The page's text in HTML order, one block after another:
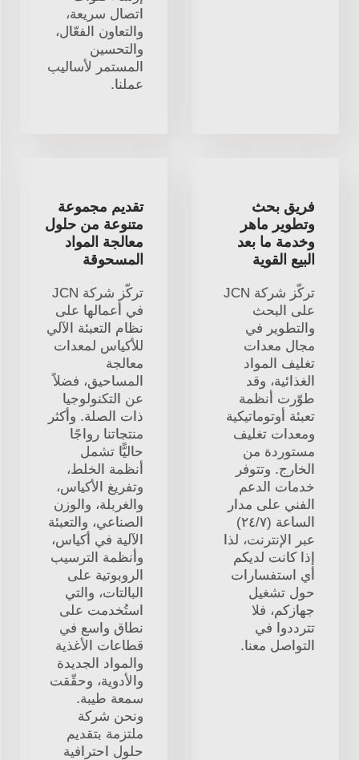
اتصال سريعة،
والتعاون الفعّال،
والتحسين
المستمر لأساليب
عملنا.
فريق بحث
وتطوير ماهر
وخدمة ما بعد
البيع القوية
تركّز شركة JCN
على البحث
والتطوير في
مجال معدات
تغليف المواد
الغذائية، وقد
طوّرت أنظمة
تعبئة أوتوماتيكية
ومعدات تغليف
مستوردة من
الخارج. وتتوفر
خدمات الدعم
الفني على مدار
الساعة (٢٤/٧)
عبر الإنترنت، لذا
إذا كانت لديكم
أي استفسارات
حول تشغيل
جهازكم، فلا
تترددوا في
التواصل معنا.
تقديم مجموعة
متنوعة من حلول
معالجة المواد
المسحوقة
تركّز شركة JCN
في أعمالها على
نظام التعبئة الآلي
للأكياس لمعدات
معالجة
المساحيق، فضلاً
عن التكنولوجيا
ذات الصلة. وأكثر
منتجاتنا رواجًا
حاليًّا تشمل
أنظمة الخلط،
وتفريغ الأكياس،
والغربلة، والوزن
الصناعي، والتعبئة
الآلية في أكياس،
وأنظمة الترسيب
الروبوتية على
البالتات، والتي
استُخدمت على
نطاق واسع في
قطاعات الأغذية
والمواد الجديدة
والأدوية، وحقّقت
سمعة طيبة.
ونحن شركة
ملتزمة بتقديم
حلول احترافية